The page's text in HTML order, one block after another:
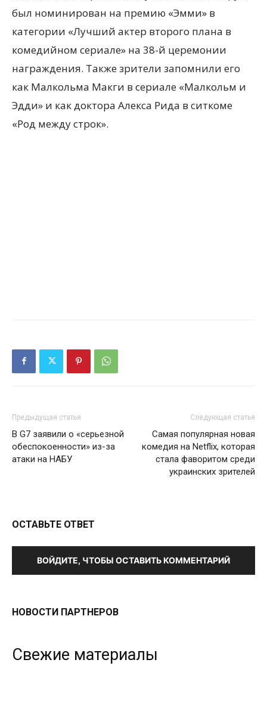
был номинирован на премию «Эмми» в
категории «Лучший актер второго плана в
комедийном сериале» на 38-й церемонии
награждения. Также зрители запомнили его
как Малкольма Макги в сериале «Малкольм и
Эдди» и как доктора Алекса Рида в ситкоме
«Род между строк».
Предыдущая статья
В G7 заявили о «серьезной
обеспокоенности» из-за
атаки на НАБУ
Следующая статья
Самая популярная новая
комедия на Netflix, которая
стала фаворитом среди
украинских зрителей
ОСТАВЬТЕ ОТВЕТ
ВОЙДИТЕ, ЧТОБЫ ОСТАВИТЬ КОММЕНТАРИЙ
НОВОСТИ ПАРТНЕРОВ
Свежие материалы